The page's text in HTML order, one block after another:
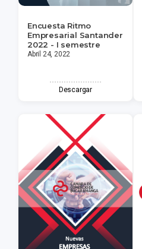
Encuesta Ritmo
Empresarial Santander
2022 - I semestre
Abril 24, 2022
Descargar